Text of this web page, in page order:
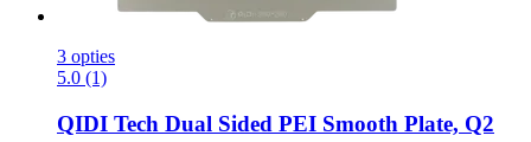
3 opties
5.0 (1)
QIDI Tech Dual Sided PEI Smooth Plate, Q2